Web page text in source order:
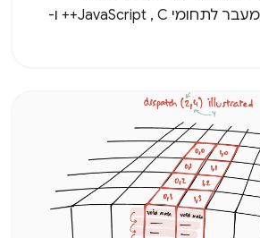
מתרחבת אל מעבר לתחומי JavaScript , C++ ו-